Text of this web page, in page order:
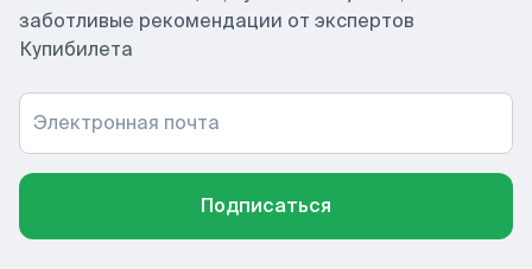
заботливые рекомендации от экспертов
Купибилета
Электронная почта
Подписаться